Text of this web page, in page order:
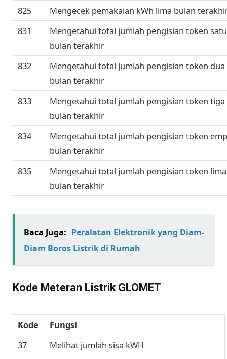
825
Mengecek pemakaian kWh lima bulan
831
Mengetahui total jumlah pengisian token satu
bulan terakhir
832
Mengetahui total jumlah pengisian token dua
bulan terakhir
833
Mengetahui total jumlah pengisian token tiga
bulan terakhir
834
Mengetahui total jumlah pengisian token
bulan terakhir
835
Mengetahui total jumlah pengisian token lima
bulan terakhir
Baca Juga: Peralatan Elektronik yang Diam-
Diam Boros Listrik di Rumah
Kode Meteran Listrik GLOMET
Kode
Fungsi
37
Melihat jumlah sisa kWH